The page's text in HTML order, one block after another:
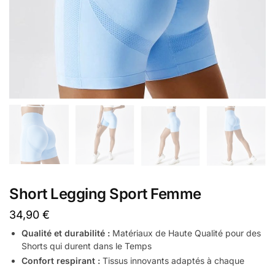
Short Legging Sport Femme
34,90 €
Qualité et durabilité : Matériaux de Haute Qualité pour des
Shorts qui durent dans le Temps
Confort respirant : Tissus innovants adaptés à chaque